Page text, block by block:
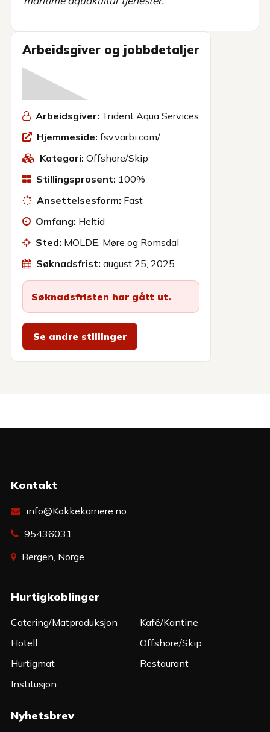
Arbeidsgiver og jobbdetaljer
Arbeidsgiver: Trident Aqua Services
Hjemmeside: fsv.varbi.com/
Kategori: Offshore/Skip
Stillingsprosent: 100%
Ansettelsesform: Fast
Omfang: Heltid
Sted: MOLDE, Møre og Romsdal
Søknadsfrist: august 25, 2025
Søknadsfristen har gått ut.
Se andre stillinger
Kontakt
info@Kokkekarriere.no
95436031
Bergen, Norge
Hurtigkoblinger
Catering/Matproduksjon
Hotell
Hurtigmat
Institusjon
Kafê/Kantine
Offshore/Skip
Restaurant
Nyhetsbrev